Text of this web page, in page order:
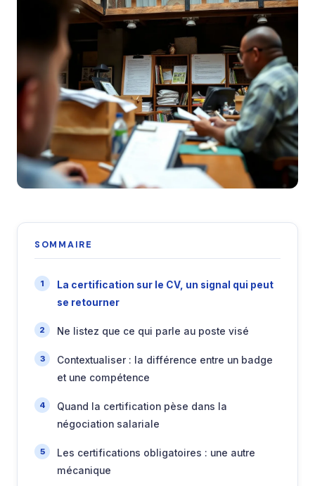
SOMMAIRE
La certification sur le CV, un signal qui peut
se retourner
Ne listez que ce qui parle au poste visé
Contextualiser : la différence entre un badge
et une compétence
Quand la certification pèse dans la
négociation salariale
Les certifications obligatoires : une autre
mécanique